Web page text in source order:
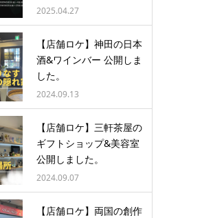
2025.04.27
【店舗ロケ】神田の日本
酒&ワインバー 公開しま
した。
2024.09.13
【店舗ロケ】三軒茶屋の
ギフトショップ&美容室
公開しました。
2024.09.07
【店舗ロケ】両国の創作